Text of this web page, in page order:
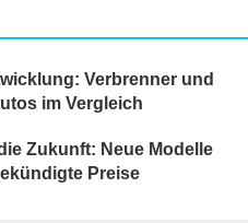
Verbrenner und
im Vergleich
Zukunft: Neue Modelle
Preise